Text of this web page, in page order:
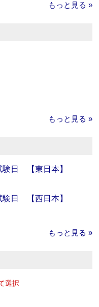
もっと見る »
もっと見る »
日 【東日本】
日 【西日本】
もっと見る »
選択